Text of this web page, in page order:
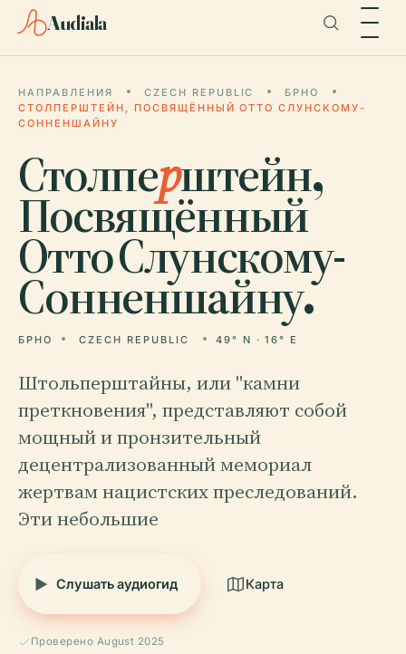
Audiala
НАПРАВЛЕНИЯ CZECH REPUBLIC
БРНО
СТОЛПЕРШТЕЙН, ПОСВЯЩЁННЫЙ ОТТО СЛУНСКОМУ-
СОННЕНШАЙНУ
Столперштейн,
Посвящённый
Отто Слунскому-
Сонненшайну.
БРНО CZECH REPUBLIC 49° N · 16° E
Штольперштайны, или "камни
преткновения", представляют собой
мощный и пронзительный
децентрализованный мемориал
жертвам нацистских преследований.
Эти небольшие
Слушать аудиогид Карта
Проверено August 2025